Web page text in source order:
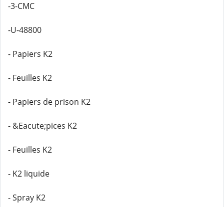
-3-CMC
-U-48800
- Papiers K2
- Feuilles K2
- Papiers de prison K2
- &Eacute;pices K2
- Feuilles K2
- K2 liquide
- Spray K2